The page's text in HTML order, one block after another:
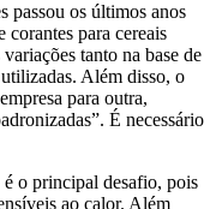
passou os últimos anos
corantes para cereais
tanto na base de
Além disso, o
para outra,
É necessário
o principal desafio, pois
ao calor. Além